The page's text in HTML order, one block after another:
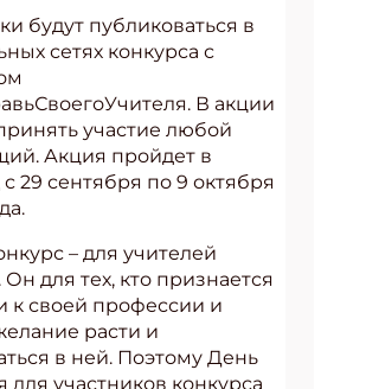
будут публиковаться в
сетях конкурса с
В акции
участие любой
Акция пройдет в
29 сентября по 9 октября
– для учителей
Он для тех, кто признается
к своей профессии и
расти и
в ней. Поэтому День
для участников конкурса